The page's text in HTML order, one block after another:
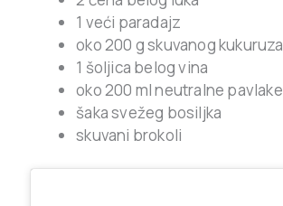
1 veći paradajz
oko 200 g skuvanog kukuruza
1 šoljica belog vina
oko 200 ml neutralne pavlake
šaka svežeg bosiljka
skuvani brokoli